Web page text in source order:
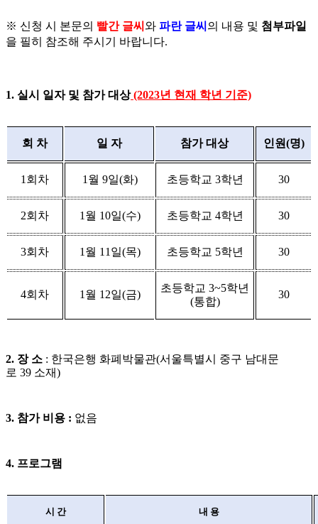
※ 신청 시 본문의 빨간 글씨 와 파란 글씨 의 내용 및 첨부파일
을 필히 참조해 주시기 바랍니다.
1. 실시 일자 및 참가 대상(2023년 현재 학년 기준)
회 차 일 자 참가 대상 인원(명)
1 회차 1월 9일(화) 초등학교 3학년 30
2회차 1월 10일(수) 초등학교 4학년 30
3회차 1월 11 일(목) 초등학교 5학년 30
4회차 1월 12일(금)
초등학교 3~5학년
(통합)
30
2. 장 소 : 한국은행 화폐박물관(서울특별시 중구 남대문
로 39 소재)
3. 참가 비용 : 없음
4. 프로그램
시 간 내 용